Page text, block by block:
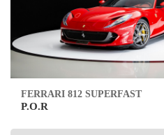
FERRARI 812 SUPERFAST
P.O.R